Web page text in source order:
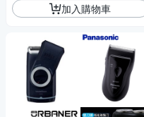
加入購物車